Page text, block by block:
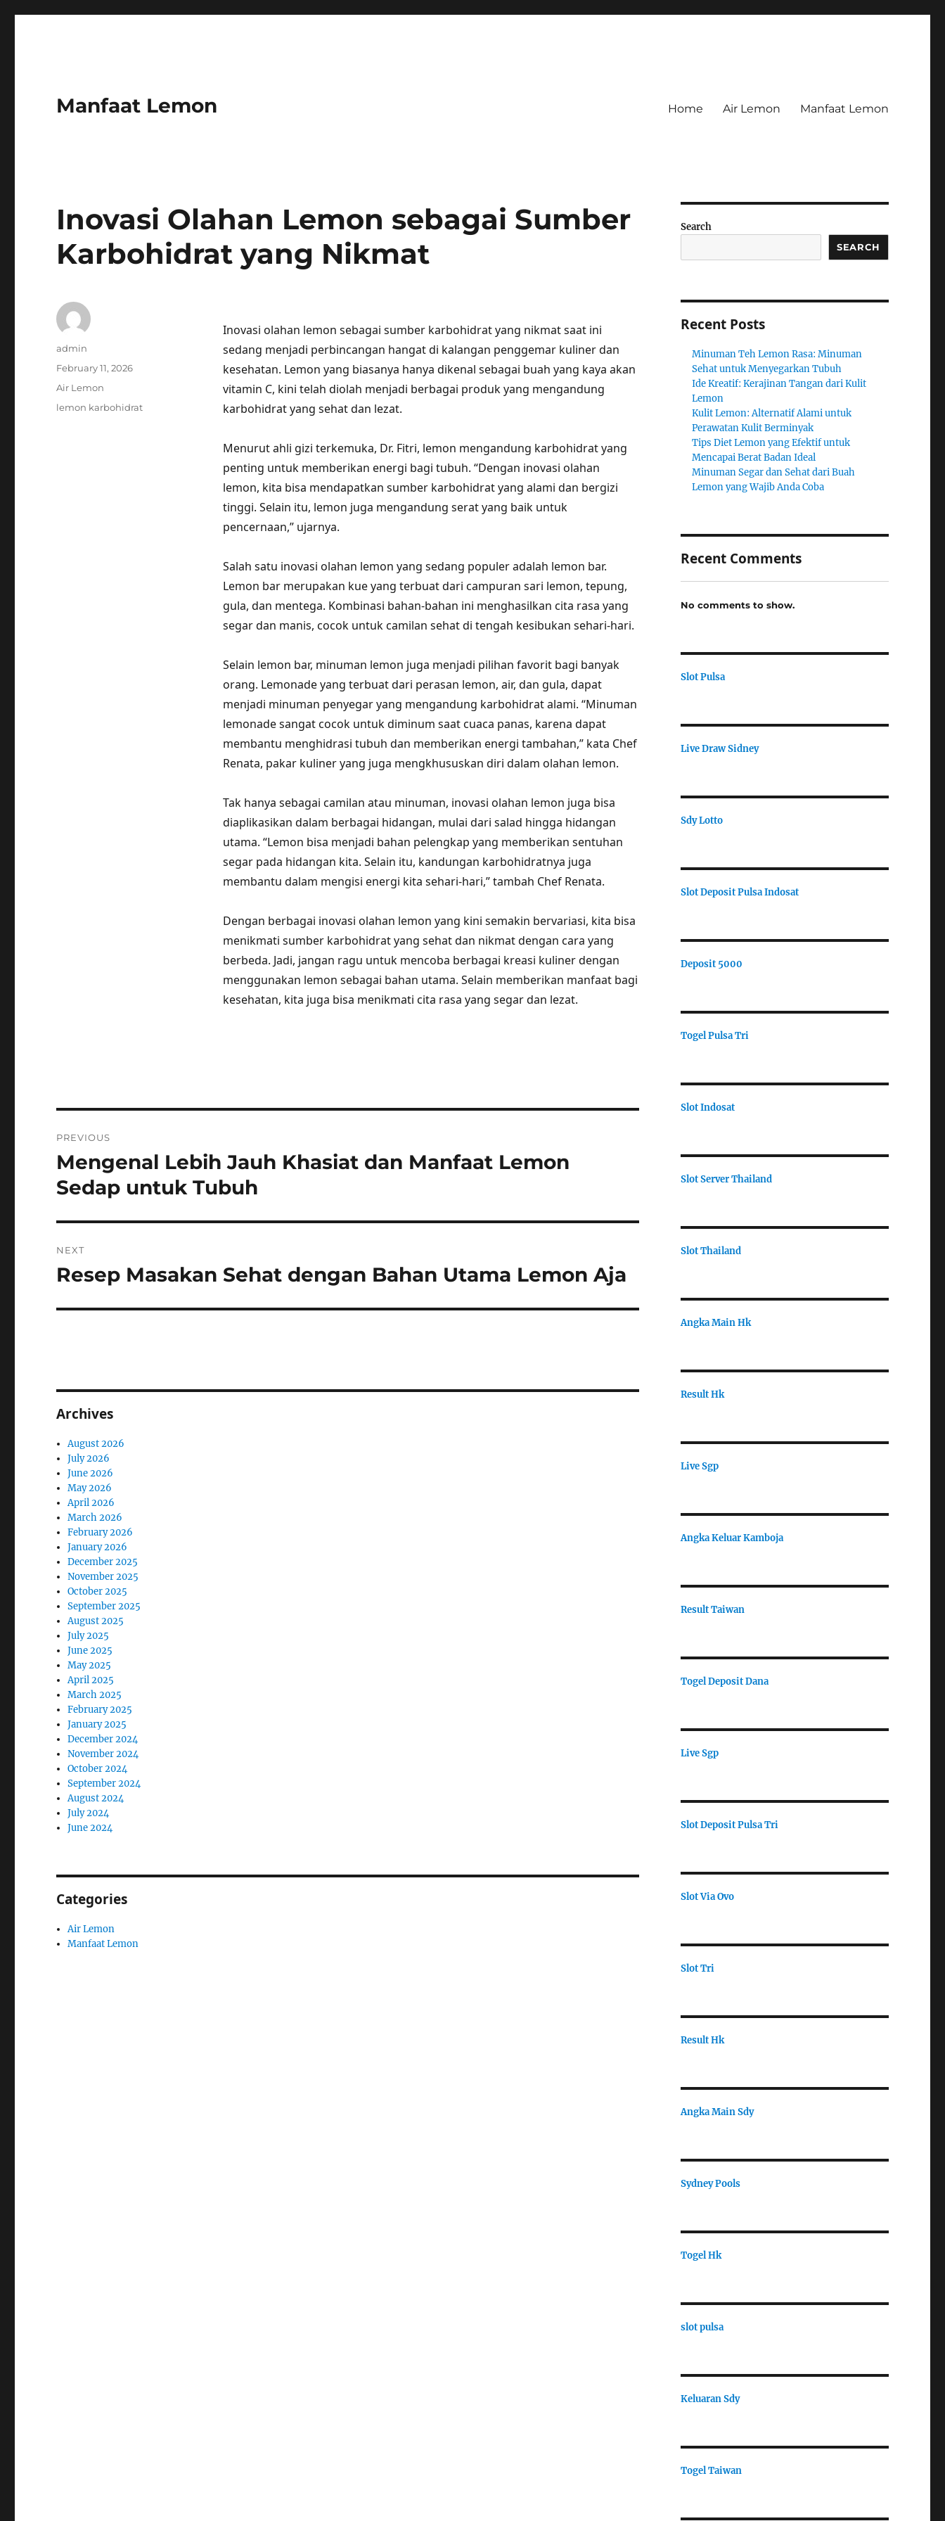
Manfaat Lemon Home Air Lemon Manfaat Lemon
Inovasi Olahan Lemon sebagai Sumber
Karbohidrat yang Nikmat
Inovasi olahan lemon sebagai sumber karbohidrat yang nikmat saat ini
sedang menjadi perbincangan hangat di kalangan penggemar kuliner dan
kesehatan. Lemon yang biasanya hanya dikenal sebagai buah yang kaya akan
vitamin C, kini telah diolah menjadi berbagai produk yang mengandung
karbohidrat yang sehat dan lezat.
Menurut ahli gizi terkemuka, Dr. Fitri, lemon mengandung karbohidrat yang
penting untuk memberikan energi bagi tubuh. “Dengan inovasi olahan
lemon, kita bisa mendapatkan sumber karbohidrat yang alami dan bergizi
tinggi. Selain itu, lemon juga mengandung serat yang baik untuk
pencernaan,” ujarnya.
Salah satu inovasi olahan lemon yang sedang populer adalah lemon bar.
Lemon bar merupakan kue yang terbuat dari campuran sari lemon, tepung,
gula, dan mentega. Kombinasi bahan-bahan ini menghasilkan cita rasa yang
segar dan manis, cocok untuk camilan sehat di tengah kesibukan sehari-hari.
Selain lemon bar, minuman lemon juga menjadi pilihan favorit bagi banyak
orang. Lemonade yang terbuat dari perasan lemon, air, dan gula, dapat
menjadi minuman penyegar yang mengandung karbohidrat alami. “Minuman
lemonade sangat cocok untuk diminum saat cuaca panas, karena dapat
membantu menghidrasi tubuh dan memberikan energi tambahan,” kata Chef
Renata, pakar kuliner yang juga mengkhususkan diri dalam olahan lemon.
Tak hanya sebagai camilan atau minuman, inovasi olahan lemon juga bisa
diaplikasikan dalam berbagai hidangan, mulai dari salad hingga hidangan
utama. “Lemon bisa menjadi bahan pelengkap yang memberikan sentuhan
segar pada hidangan kita. Selain itu, kandungan karbohidratnya juga
membantu dalam mengisi energi kita sehari-hari,” tambah Chef Renata.
Dengan berbagai inovasi olahan lemon yang kini semakin bervariasi, kita bisa
menikmati sumber karbohidrat yang sehat dan nikmat dengan cara yang
berbeda. Jadi, jangan ragu untuk mencoba berbagai kreasi kuliner dengan
menggunakan lemon sebagai bahan utama. Selain memberikan manfaat bagi
kesehatan, kita juga bisa menikmati cita rasa yang segar dan lezat.
Author
admin
Posted
on
February 11, 2026
Categories
Air Lemon
Tags
lemon karbohidrat
navigation
PREVIOUS
Previous
post:
Mengenal Lebih Jauh Khasiat dan Manfaat Lemon
Sedap untuk Tubuh
NEXT
Next
Resep Masakan Sehat dengan Bahan Utama Lemon Aja
Archives
August 2026
July 2026
June 2026
May 2026
April 2026
March 2026
February 2026
January 2026
December 2025
November 2025
October 2025
September 2025
August 2025
July 2025
June 2025
May 2025
April 2025
March 2025
February 2025
January 2025
December 2024
November 2024
October 2024
September 2024
August 2024
July 2024
June 2024
Categories
Air Lemon
Manfaat Lemon
Search
SEARCH
Recent Posts
Minuman Teh Lemon Rasa: Minuman
Sehat untuk Menyegarkan Tubuh
Ide Kreatif: Kerajinan Tangan dari Kulit
Lemon
Kulit Lemon: Alternatif Alami untuk
Perawatan Kulit Berminyak
Tips Diet Lemon yang Efektif untuk
Mencapai Berat Badan Ideal
Minuman Segar dan Sehat dari Buah
Lemon yang Wajib Anda Coba
Recent Comments
No comments to show.
Slot Pulsa
Live Draw Sidney
Sdy Lotto
Slot Deposit Pulsa Indosat
Deposit 5000
Togel Pulsa Tri
Slot Indosat
Slot Server Thailand
Slot Thailand
Angka Main Hk
Result Hk
Live Sgp
Angka Keluar Kamboja
Result Taiwan
Togel Deposit Dana
Live Sgp
Slot Deposit Pulsa Tri
Slot Via Ovo
Slot Tri
Result Hk
Angka Main Sdy
Sydney Pools
Togel Hk
slot pulsa
Keluaran Sdy
Togel Taiwan